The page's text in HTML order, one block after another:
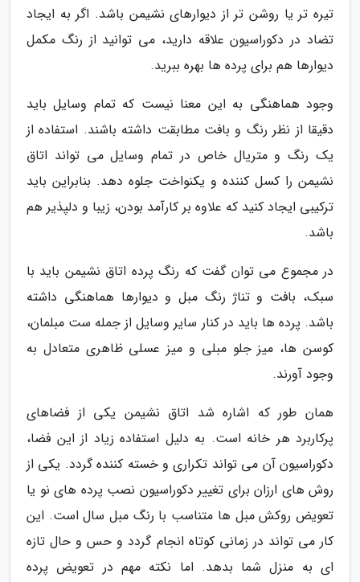
تیره تر یا روشن تر از دیوارهای نشیمن باشد. اگر به ایجاد
تضاد در دکوراسیون علاقه دارید، می توانید از رنگ مکمل
دیوارها هم برای پرده ها بهره ببرید.
وجود هماهنگی به این معنا نیست که تمام وسایل باید
دقیقا از نظر رنگ و بافت مطابقت داشته باشند. استفاده از
یک رنگ و متریال خاص در تمام وسایل می تواند اتاق
نشیمن را کسل کننده و یکنواخت جلوه دهد. بنابراین باید
ترکیبی ایجاد کنید که علاوه بر کارآمد بودن، زیبا و دلپذیر هم
باشد.
در مجموع می توان گفت که رنگ پرده اتاق نشیمن باید با
سبک، بافت و تناژ رنگ مبل و دیوارها هماهنگی داشته
باشد. پرده ها باید در کنار سایر وسایل از جمله ست مبلمان،
کوسن ها، میز جلو مبلی و میز عسلی ظاهری متعادل به
وجود آورند.
همان طور که اشاره شد اتاق نشیمن یکی از فضاهای
پرکاربرد هر خانه است. به دلیل استفاده زیاد از این فضا،
دکوراسیون آن می تواند تکراری و خسته کننده گردد. یکی از
روش های ارزان برای تغییر دکوراسیون نصب پرده های نو یا
تعویض روکش مبل ها متناسب با رنگ مبل سال است. این
کار می تواند در زمانی کوتاه انجام گردد و حس و حال تازه
ای به منزل شما بدهد. اما نکته مهم در تعویض پرده